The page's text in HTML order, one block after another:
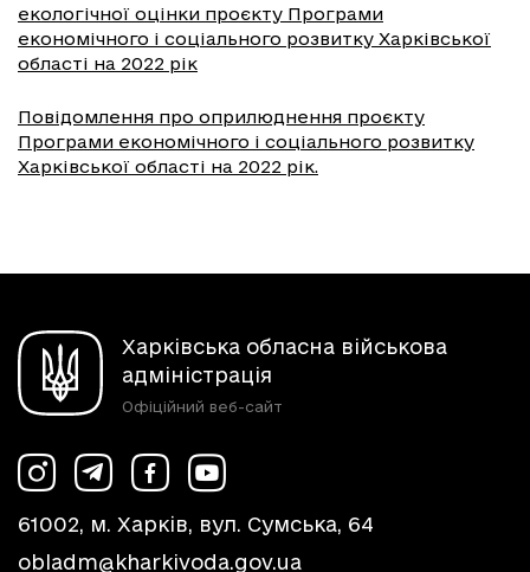
екологічної оцінки проєкту Програми
економічного і соціального розвитку Харківської
області на 2022 рік
Повідомлення про оприлюднення проєкту
Програми економічного і соціального розвитку
Харківської області на 2022 рік.
Харківська обласна військова
адміністрація
Офіційний веб-сайт
61002, м. Харків, вул. Сумська, 64
obladm@kharkivoda.gov.ua